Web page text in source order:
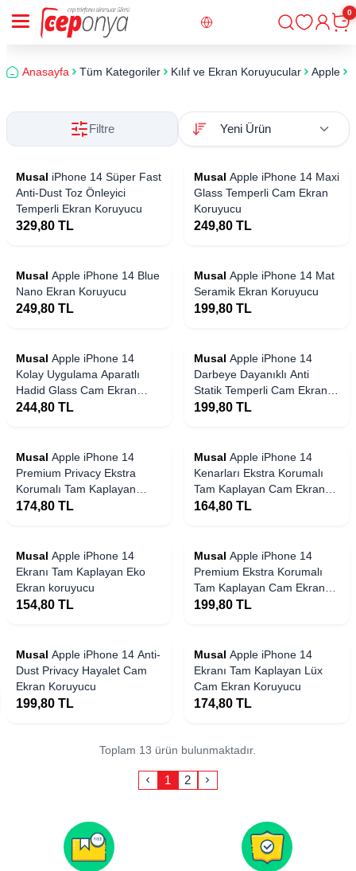
Giriş
0
Anasayfa Tüm Kategoriler Kılıf ve Ekran Koruyucular Apple
Filtre
Musal iPhone 14 Süper Fast
Anti-Dust Toz Önleyici
Temperli Ekran Koruyucu
329,80 TL
Musal Apple iPhone 14 Maxi
Glass Temperli Cam Ekran
Koruyucu
249,80 TL
Musal Apple iPhone 14 Blue
Nano Ekran Koruyucu
249,80 TL
Musal Apple iPhone 14 Mat
Seramik Ekran Koruyucu
199,80 TL
Musal Apple iPhone 14
Kolay Uygulama Aparatlı
Hadid Glass Cam Ekran
Koruyucu
244,80 TL
Musal Apple iPhone 14
Darbeye Dayanıklı Anti
Statik Temperli Cam Ekran
Koruyucu
199,80 TL
Musal Apple iPhone 14
Premium Privacy Ekstra
Korumalı Tam Kaplayan
Cam Ekran Koruyucu
174,80 TL
Musal Apple iPhone 14
Kenarları Ekstra Korumalı
Tam Kaplayan Cam Ekran
Koruyucu
164,80 TL
Musal Apple iPhone 14
Ekranı Tam Kaplayan Eko
Ekran koruyucu
154,80 TL
Musal Apple iPhone 14
Premium Ekstra Korumalı
Tam Kaplayan Cam Ekran
Koruyucu
199,80 TL
Musal Apple iPhone 14 Anti-
Dust Privacy Hayalet Cam
Ekran Koruyucu
199,80 TL
Musal Apple iPhone 14
Ekranı Tam Kaplayan Lüx
Cam Ekran Koruyucu
174,80 TL
Toplam 13 ürün bulunmaktadır.
1 2